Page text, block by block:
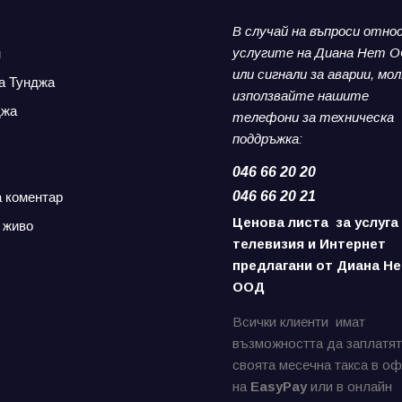
Тунджа
коментар
живо
В случай на въпроси
услугите на Диана Нет
или сигнали за аварии,
използвайте нашите
телефони за техническа
поддръжка:
046 66 20 20
046 66 20 21
Ценова листа за услуга
телевизия и Интернет
предлагани от Диана
ООД
Всички клиенти имат
възможността да заплатят
своята месечна такса в
на EasyPayили в онлайн